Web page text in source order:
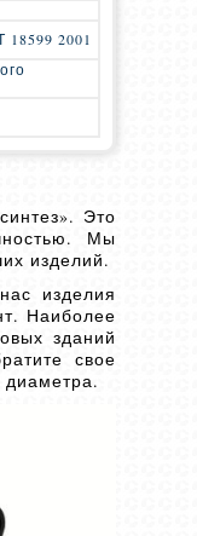
2001
Это
Мы
изделий.
изделия
Наиболее
зданий
свое